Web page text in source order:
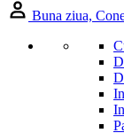
Buna ziua,